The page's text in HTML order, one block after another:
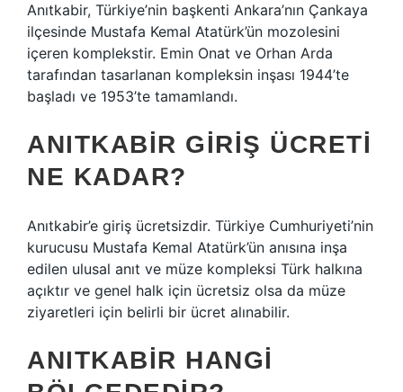
Anıtkabir, Türkiye’nin başkenti Ankara’nın Çankaya
ilçesinde Mustafa Kemal Atatürk’ün mozolesini
içeren komplekstir. Emin Onat ve Orhan Arda
tarafından tasarlanan kompleksin inşası 1944’te
başladı ve 1953’te tamamlandı.
ANITKABIR GIRIŞ ÜCRETI
NE KADAR?
Anıtkabir’e giriş ücretsizdir. Türkiye Cumhuriyeti’nin
kurucusu Mustafa Kemal Atatürk’ün anısına inşa
edilen ulusal anıt ve müze kompleksi Türk halkına
açıktır ve genel halk için ücretsiz olsa da müze
ziyaretleri için belirli bir ücret alınabilir.
ANITKABIR HANGI